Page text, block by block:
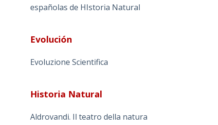
españolas de HIstoria Natural
Evolución
Evoluzione Scientifica
Historia Natural
Aldrovandi. Il teatro della natura